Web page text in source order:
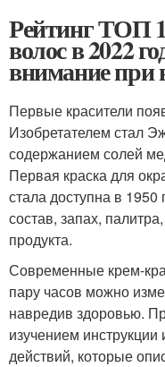
Рейтинг ТОП
волос в 2022
внимание при
Первые красители
Изобретателем стал
содержанием солей
Первая краска для
стала доступна в
состав, запах,
продукта.
Современные крем-
пару часов можно
навредив здоровью.
изучением
действий, которые